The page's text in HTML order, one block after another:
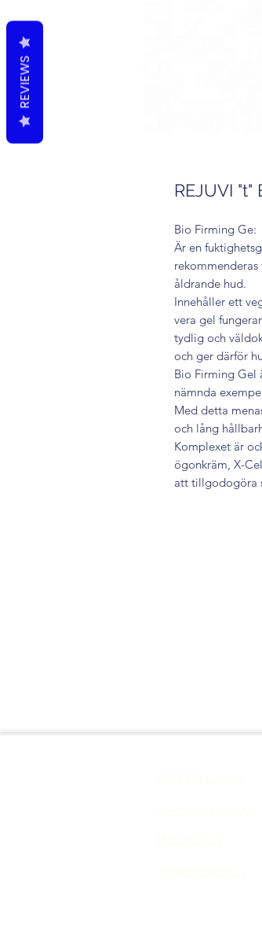
REJUVI
Bio Firming Ge:
Är en
åldrande hud.
Innehåller ett
vera gel
tydlig och
och ger därför
Bio Firming Gel
nämnda
Med detta
och lång
Komplexet är
ögonkräm, X-
att tillgodogöra
REVIEWS